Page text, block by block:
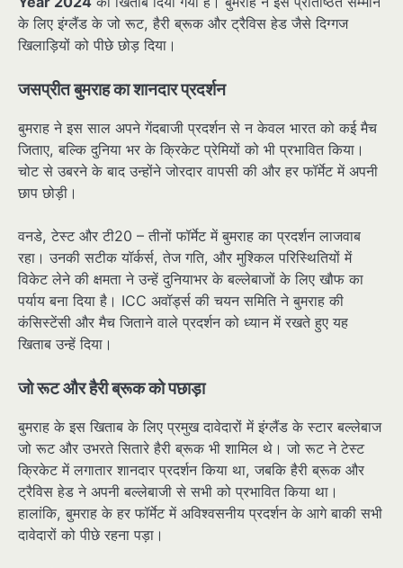
के लिए इंग्लैंड के जो रूट, हैरी ब्रूक और ट्रैविस हेड जैसे दिग्गज
खिलाड़ियों को पीछे छोड़ दिया।
जसप्रीत बुमराह का शानदार प्रदर्शन
बुमराह ने इस साल अपने गेंदबाजी प्रदर्शन से न केवल भारत को कई मैच
जिताए, बल्कि दुनिया भर के क्रिकेट प्रेमियों को भी प्रभावित किया।
चोट से उबरने के बाद उन्होंने जोरदार वापसी की और हर फॉर्मेट में अपनी
छाप छोड़ी।
वनडे, टेस्ट और टी20 – तीनों फॉर्मेट में बुमराह का प्रदर्शन लाजवाब
रहा। उनकी सटीक यॉर्कर्स, तेज गति, और मुश्किल परिस्थितियों में
विकेट लेने की क्षमता ने उन्हें दुनियाभर के बल्लेबाजों के लिए खौफ का
पर्याय बना दिया है। ICC अवॉर्ड्स की चयन समिति ने बुमराह की
कंसिस्टेंसी और मैच जिताने वाले प्रदर्शन को ध्यान में रखते हुए यह
खिताब उन्हें दिया।
जो रूट और हैरी ब्रूक को पछाड़ा
बुमराह के इस खिताब के लिए प्रमुख दावेदारों में इंग्लैंड के स्टार बल्लेबाज
जो रूट और उभरते सितारे हैरी ब्रूक भी शामिल थे। जो रूट ने टेस्ट
क्रिकेट में लगातार शानदार प्रदर्शन किया था, जबकि हैरी ब्रूक और
ट्रैविस हेड ने अपनी बल्लेबाजी से सभी को प्रभावित किया था।
हालांकि, बुमराह के हर फॉर्मेट में अविश्वसनीय प्रदर्शन के आगे बाकी सभी
दावेदारों को पीछे रहना पड़ा।